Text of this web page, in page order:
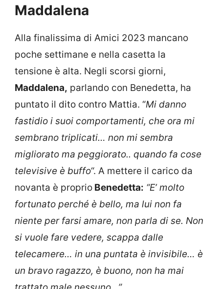
Maddalena
Alla finalissima di Amici 2023 mancano
poche settimane e nella casetta la
tensione è alta. Negli scorsi giorni,
Maddalena, parlando con Benedetta, ha
puntato il dito contro Mattia. “Mi danno
fastidio i suoi comportamenti, che ora mi
sembrano triplicati… non mi sembra
migliorato ma peggiorato.. quando fa cose
televisive è buffo“. A mettere il carico da
novanta è proprio Benedetta: “E’ molto
fortunato perché è bello, ma lui non fa
niente per farsi amare, non parla di se. Non
si vuole fare vedere, scappa dalle
telecamere… in una puntata è invisibile… è
un bravo ragazzo, è buono, non ha mai